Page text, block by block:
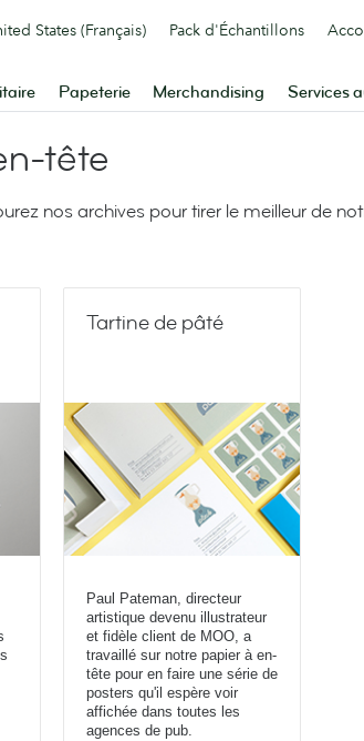
Papeterie Merchandising Services
States (Français) Pack d'Échantillons
tête
nos archives pour tirer le meilleur de
Tartine de pâté
Paul Pateman, directeur
artistique devenu illustrateur
et fidèle client de MOO, a
travaillé sur notre papier à en-
tête pour en faire une série de
posters qu'il espère voir
affichée dans toutes les
agences de pub.